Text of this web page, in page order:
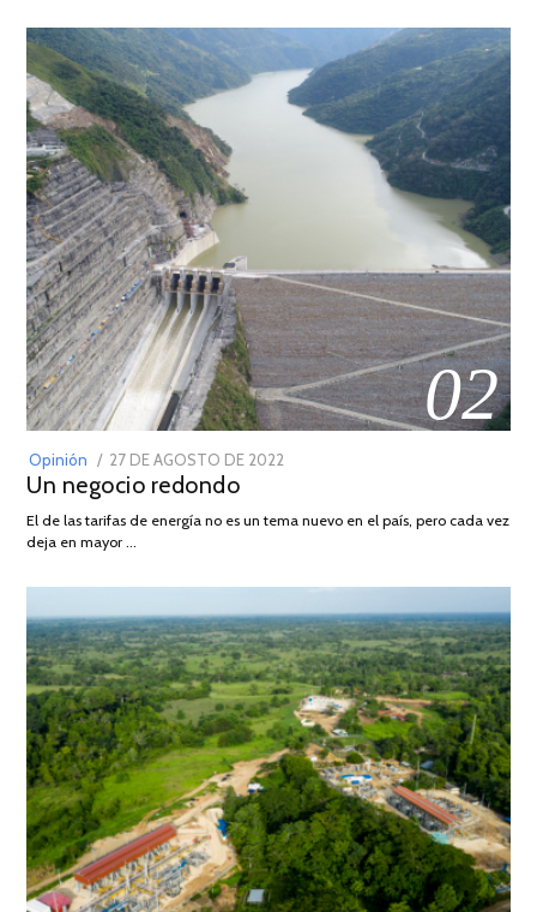
02
Opinión
POSTED
ON
27 DE AGOSTO DE 2022
DE
Un negocio redondo
El de las tarifas de energía no es un tema nuevo en el país, pero cada vez
deja en mayor …